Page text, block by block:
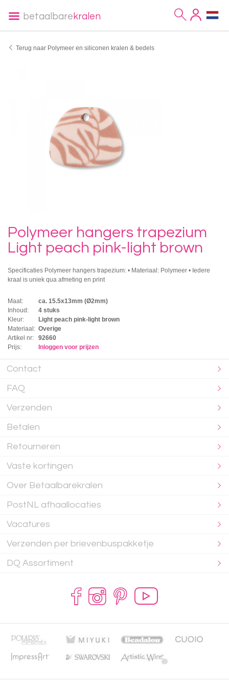
betaalbare kralen
Terug naar Polymeer en siliconen kralen & bedels
Polymeer hangers trapezium
Light peach pink-light brown
Specificaties Polymeer hangers trapezium: • Materiaal: Polymeer • Iedere
kraal is uniek qua afmeting en print
Maat:
ca. 15.5x13mm (Ø2mm)
Inhoud:
4 stuks
Kleur:
Light peach pink-light brown
Materiaal: Overige
Artikel nr:
92660
Prijs:
Inloggen voor prijzen
Contact
FAQ
Verzenden
Betalen
Retourneren
Vaste kortingen
Over Betaalbarekralen
PostNL afhaallocaties
Vacatures
Verzenden per brievenbuspakketje
DQ Assortiment